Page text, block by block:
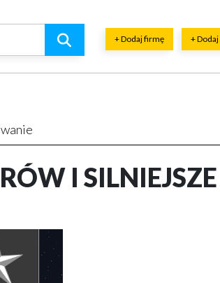
+ Dodaj firmę +
I SILNIEJSZE